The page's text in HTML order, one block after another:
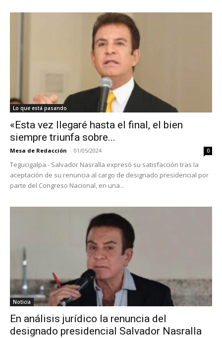
Lo que está pasando
«Esta vez llegaré hasta el final, el bien
siempre triunfa sobre...
Mesa de Redacción - 01/05/2024 0
Tegucigalpa.- Salvador Nasralla expresó su satisfacción tras la
aceptación de su renuncia al cargo de designado presidencial por
parte del Congreso Nacional, en una...
Noticia
En análisis jurídico la renuncia del
designado presidencial Salvador Nasralla